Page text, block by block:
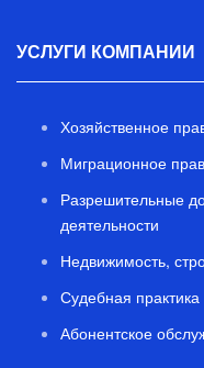
УСЛУГИ КОМПАНИИ
Хозяйственное
Миграционное
Разрешительные
деятельности
Недвижимость,
Судебная практика
Абонентское